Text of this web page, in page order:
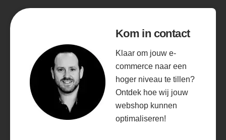
Kom in contact
Klaar om jouw e-
commerce naar een
hoger niveau te tillen?
Ontdek hoe wij jouw
webshop kunnen
optimaliseren!